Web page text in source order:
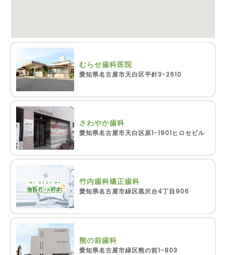
むらせ歯科医院
愛知県名古屋市天白区平針3-2610
さわやか歯科
愛知県名古屋市天白区原1-1901ヒロセビル
竹内歯科矯正歯科
愛知県名古屋市緑区黒沢台4丁目906
熊の前歯科
愛知県名古屋市緑区熊の前1-803